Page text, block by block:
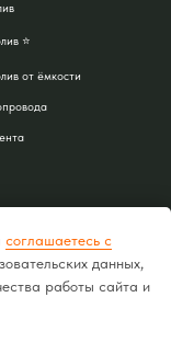
⭐
от ёмкости
соглашаетесь с
данных,
работы сайта и